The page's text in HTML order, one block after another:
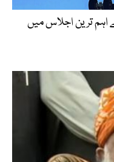
اہم ترین اجلاس میں